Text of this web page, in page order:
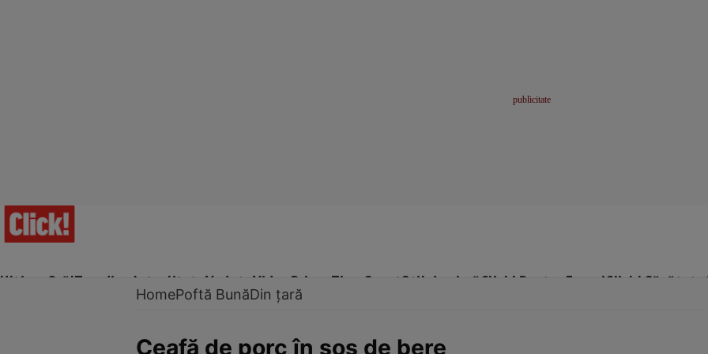
Ultima Oră!Trending Actualitate Vedete Video Prime Time SportStil de viațăClick! Pentru FemeiClick! Sănătate
HomePoftă BunăDin țară
Ceafă de porc în sos de bere